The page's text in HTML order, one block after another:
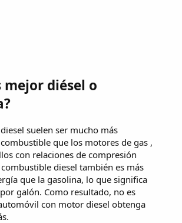
mejor diésel o
suelen ser mucho más
que los motores de gas ,
con relaciones de compresión
diesel también es más
que la gasolina, lo que significa
galón. Como resultado, no es
con motor diesel obtenga